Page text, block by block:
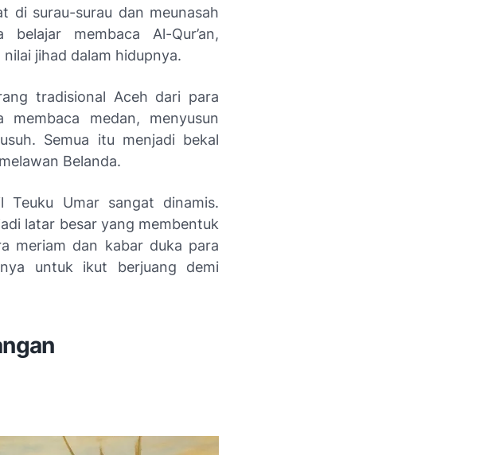
di surau-surau dan meunasah
membaca Al-Qur’an,
jihad dalam hidupnya.
tradisional Aceh dari para
medan, menyusun
Semua itu menjadi bekal
Belanda.
Teuku Umar sangat dinamis.
latar besar yang membentuk
meriam dan kabar duka para
untuk ikut berjuang demi